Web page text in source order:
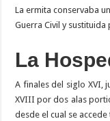
La ermita conservaba
Guerra Civil y
La
A finales del siglo XVI,
XVIII por dos alas
desde el cual se